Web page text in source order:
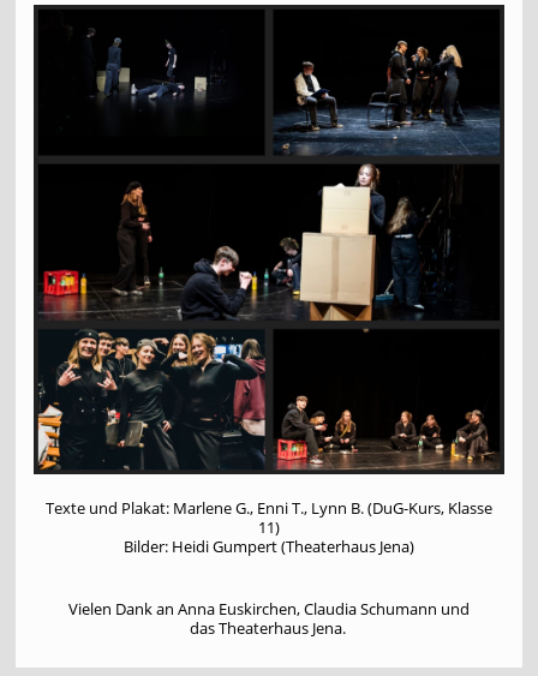
Texte und Plakat: Marlene G., Enni T., Lynn B. (DuG-Kurs, Klasse
11)
Bilder: Heidi Gumpert (Theaterhaus Jena)
Vielen Dank an Anna Euskirchen, Claudia Schumann und
das Theaterhaus Jena.